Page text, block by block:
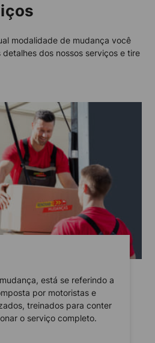
modalidade de mudança você
dos nossos serviços e tire
está se referindo a
por motoristas e
treinados para conter
o serviço completo.